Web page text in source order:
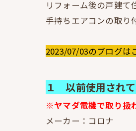
リフォーム後の戸建て
手持ちエアコンの取り
2023/07/03のブログは
１ 以前使用され
※ヤマダ電機で取り扱
メーカー：コロナ